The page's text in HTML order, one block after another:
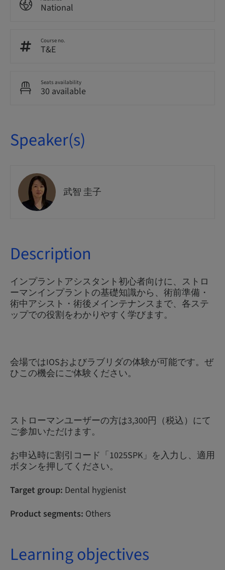
National
Course no.
T&E
Seats availability
30 available
Speaker(s)
武智 圭子
Description
インプラントアシスタント初心者向けに、ストロ
ーマンインプラントの基礎知識から、術前準備・
術中アシスト・術後メインテナンスまで、各ステ
ップでの役割をわかりやすく学びます。
会場ではIOSおよびラブリダの体験が可能です。ぜ
ひこの機会にご体験ください。
ストローマンユーザーの方は3,300円（税込）にて
ご参加いただけます。
お申込時に割引コード「1025SPK」を入力し、適用
ボタンを押してください。
Target group: Dental hygienist
Product segments: Others
Learning objectives